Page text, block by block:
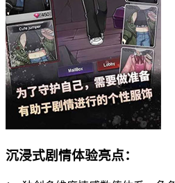
沉浸式剧情体验亮点：